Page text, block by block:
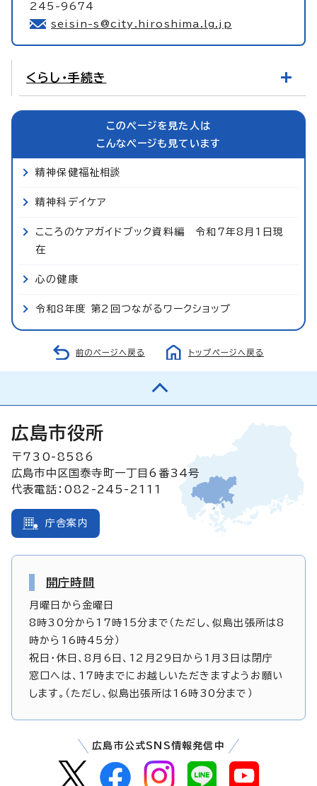
245-9674
seisin-s@city.hiroshima.lg.jp
くらし・手続き
このページを見た人は
こんなページも見ています
精神保健福祉相談
精神科デイケア
こころのケアガイドブック資料編 令和7年8月1日現
在
心の健康
令和8年度 第2回つながるワークショップ
前のページへ戻る トップページへ戻る
広島市役所
〒730-8586
広島市中区国泰寺町一丁目6番34号
代表電話：082-245-2111
庁舎案内
開庁時間
月曜日から金曜日
8時30分から17時15分まで（ただし、似島出張所は8
時から16時45分）
祝日・休日、8月6日、12月29日から1月3日は閉庁
窓口へは、17時までにお越しいただきますようお願い
します。（ただし、似島出張所は16時30分まで）
広島市公式SNS情報発信中